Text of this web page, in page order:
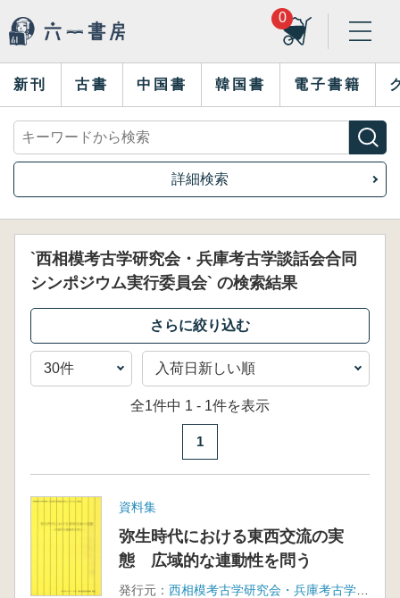
0
新刊 古書 中国書 韓国書 電子書籍
詳細検索
`西相模考古学研究会・兵庫考古学談話会合同
シンポジウム実行委員会` の検索結果
全1件中 1 - 1件を表示
1
資料集
弥生時代における東西交流の実
態 広域的な連動性を問う
発行元：
西相模考古学研究会・兵庫考古学談話会合同シンポジウム実行委員会